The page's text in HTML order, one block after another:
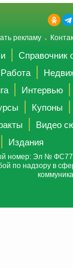
рекламу
Справочник
Работа
Интервью
Купоны
Видео
Издания
номер: Эл №
по надзору в